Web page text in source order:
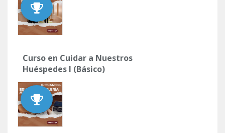
Curso en Cuidar a Nuestros
Huéspedes I (Básico)